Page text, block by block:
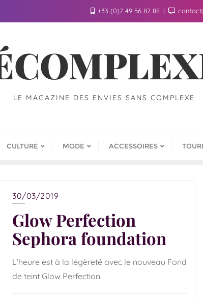
+33 (0)7 49 56 87 88
LE MAGAZINE DES ENVIES SANS COMPLEXE
CULTURE MODE ACCESSOIRES
30/03/2019
Glow Perfection
Sephora foundation
L’heure est à la légèreté avec le nouveau Fond
de teint Glow Perfection.